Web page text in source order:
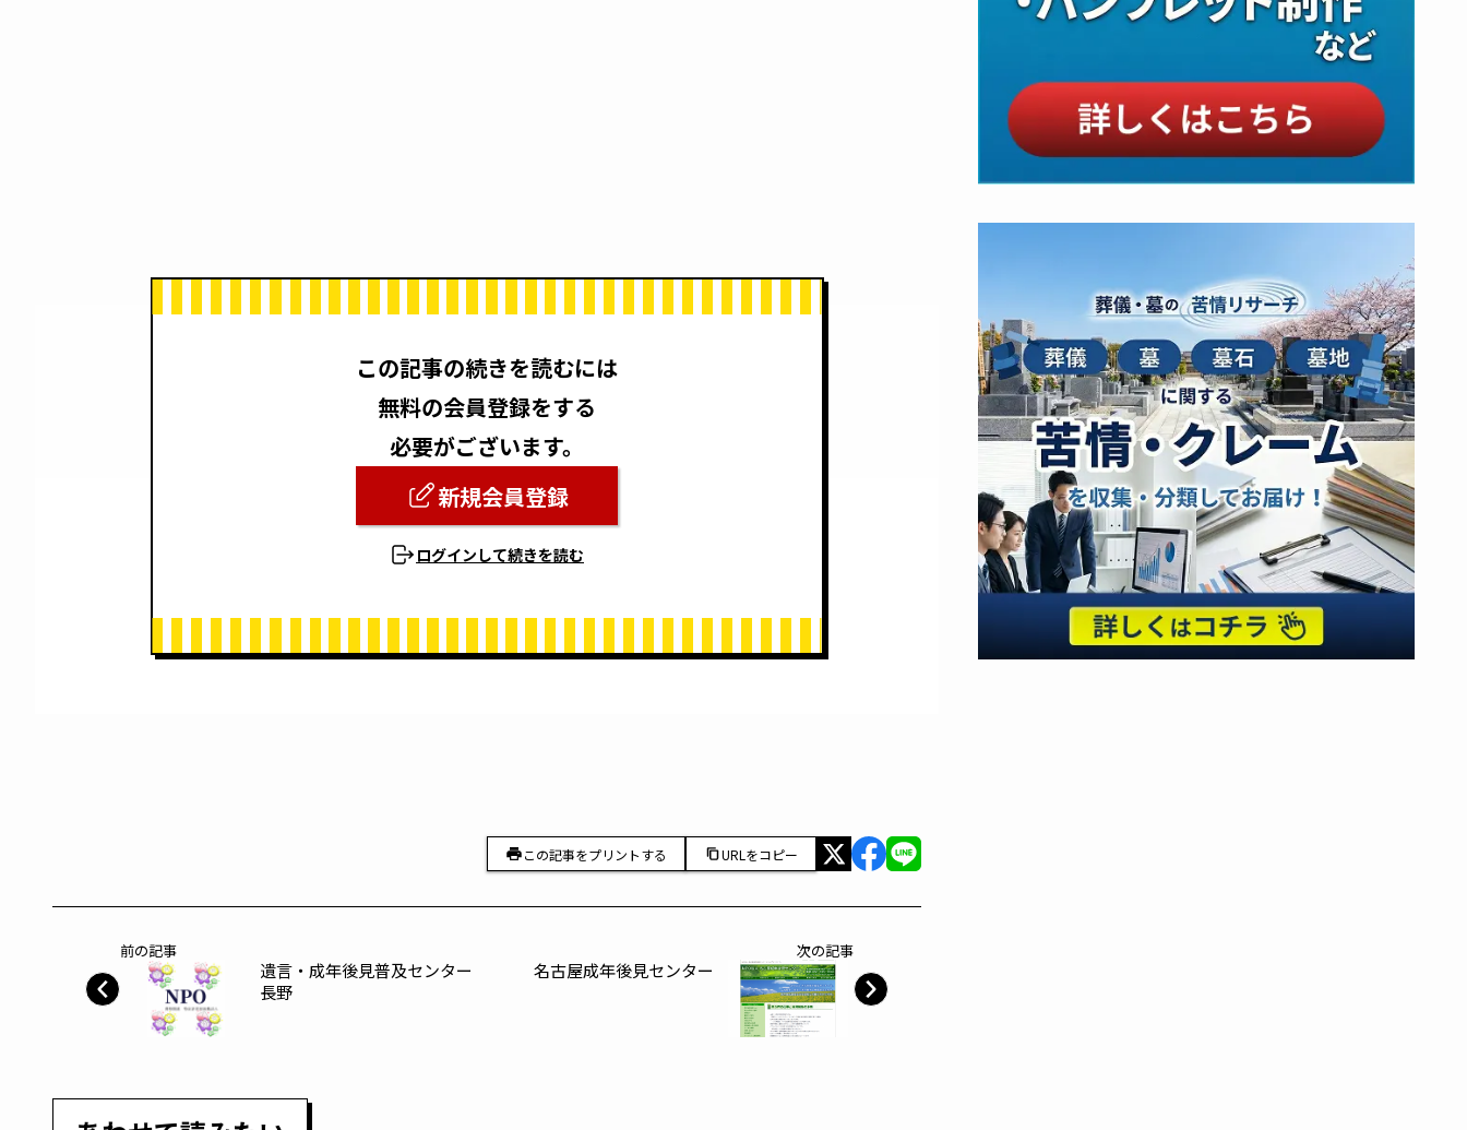
この記事の続きを読むには
無料の会員登録をする
必要がございます。
新規会員登録
ログインして続きを読む
この記事をプリントする URLをコピー
前の記事
遺言・成年後見普及センター
長野
次の記事
名古屋成年後見センター